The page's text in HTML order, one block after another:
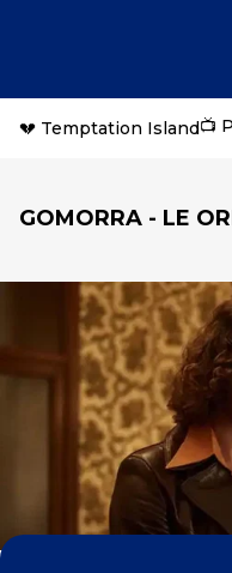
💔 Temptation Island📺
GOMORRA - LE